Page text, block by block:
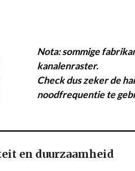
Nota: sommige
kanalenraster.
Check dus zeker de
noodfrequentie te
en duurzaamheid